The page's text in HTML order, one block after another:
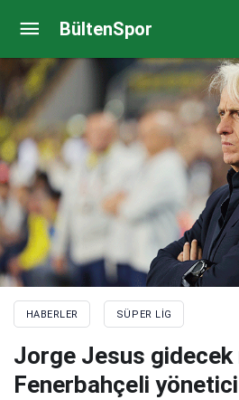
BültenSpor
HABERLER SÜPER LIG
Jorge Jesus gidecek
Fenerbahçeli yönetici
Trabzonspor’un yıldızı
Fenerbahçe’yi bekliyor!